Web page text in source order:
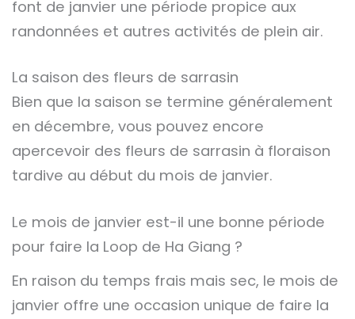
font de janvier une période propice aux
randonnées et autres activités de plein air.
La saison des fleurs de sarrasin
Bien que la saison se termine généralement
en décembre, vous pouvez encore
apercevoir des fleurs de sarrasin à floraison
tardive au début du mois de janvier.
Le mois de janvier est-il une bonne période
pour faire la Loop de Ha Giang ?
En raison du temps frais mais sec, le mois de
janvier offre une occasion unique de faire la